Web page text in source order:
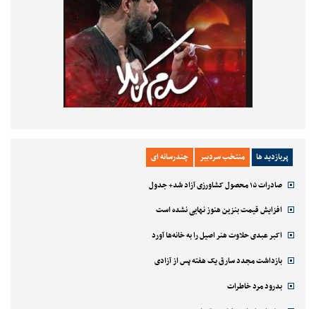
پربازدید ها منتخب سردبیر چندرسانه ای
صادرات ۱۵ محصول کشاورزی آزاد شد+ جدول
افزایش قیمت بنزین هنوز نهایی نشده است
اکبر عبدی حلاوت هنر اصیل را به خانه‌ها آورد
بازداشت مجدد سارق یک هفته پس از آزادی
بدرود مرد خاطرات